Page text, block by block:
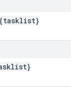
{tasklist}